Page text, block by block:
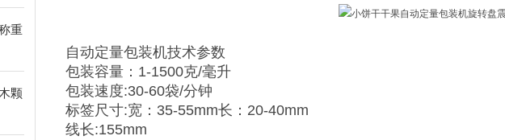
重
颗
自动定量包装机技术参数
包装容量：1-1500克/毫升
包装速度:30-60袋/分钟
标签尺寸:宽：35-55mm长：20-40mm
线长:155mm